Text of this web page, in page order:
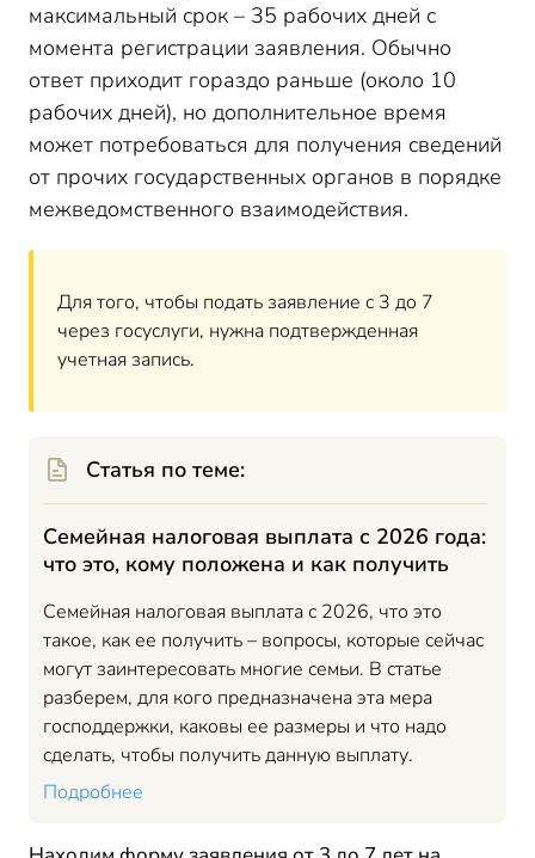
максимальный срок – 35 рабочих дней с
момента регистрации заявления. Обычно
ответ приходит гораздо раньше (около 10
рабочих дней), но дополнительное время
может потребоваться для получения сведений
от прочих государственных органов в порядке
межведомственного взаимодействия.
Для того, чтобы подать заявление с 3 до 7
через госуслуги, нужна подтвержденная
учетная запись.
Статья по теме:
Семейная налоговая выплата с 2026 года:
что это, кому положена и как получить
Семейная налоговая выплата с 2026, что это
такое, как ее получить – вопросы, которые сейчас
могут заинтересовать многие семьи. В статье
разберем, для кого предназначена эта мера
господдержки, каковы ее размеры и что надо
сделать, чтобы получить данную выплату.
Подробнее